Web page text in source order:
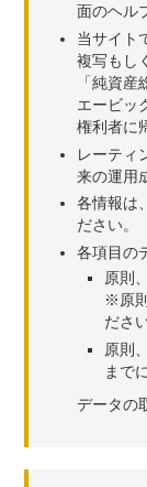
面のヘル
当サイト
複写もし
「純資
エービッ
権利者に
レーティ
来の運用
各情報は
ださい。
各項目の
原則
※原
ださい
原則
まで
データの